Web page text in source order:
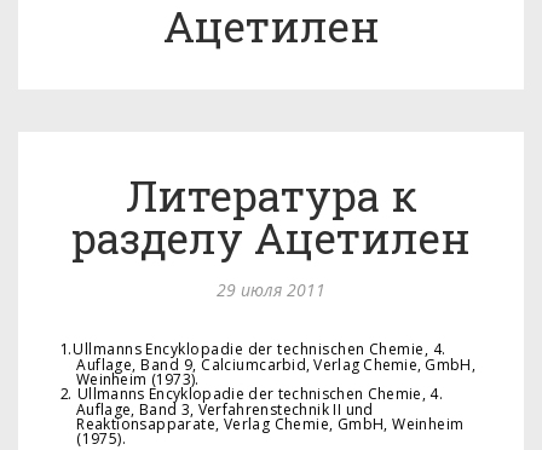
Ацетилен
Литература к
разделу Ацетилен
29 июля 2011
1.UllmannsEncyklopadie der technischen Chemie, 4.
Auflage, Band 9, Calciumcarbid, Verlag Chemie, GmbH,
Weinheim (1973).
2. Ullmanns Encyklopadie der technischen Chemie, 4.
Auflage, Band 3, Verfahrenstechnik II und
Reaktionsapparate, Verlag Chemie, GmbH, Weinheim
(1975).